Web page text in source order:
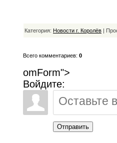
Категория: Новости г. Королёв |
Всего комментариев: 0
omForm">
Войдите:
Отправить